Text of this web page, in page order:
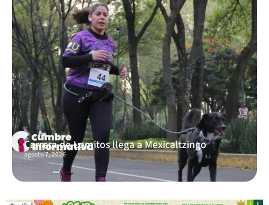
Carrera de Lomitos llega a Mexicaltzingo
agosto 7, 2026